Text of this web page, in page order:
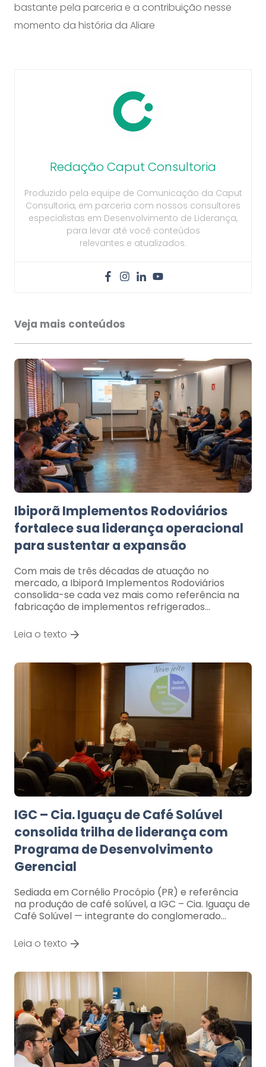
bastante pela parceria e a contribuição nesse
momento da história da Aliare
Redação Caput Consultoria
Produzido pela equipe de Comunicação da Caput
Consultoria, em parceria com nossos consultores
especialistas em Desenvolvimento de Liderança,
para levar até você conteúdos
relevantes e atualizados.
Veja mais conteúdos
Ibiporã Implementos Rodoviários
fortalece sua liderança operacional
para sustentar a expansão
Com mais de três décadas de atuação no
mercado, a Ibiporã Implementos Rodoviários
consolida-se cada vez mais como referência na
fabricação de implementos refrigerados…
Leia o texto
IGC – Cia. Iguaçu de Café Solúvel
consolida trilha de liderança com
Programa de Desenvolvimento
Gerencial
Sediada em Cornélio Procópio (PR) e referência
na produção de café solúvel, a IGC – Cia. Iguaçu de
Café Solúvel — integrante do conglomerado…
Leia o texto